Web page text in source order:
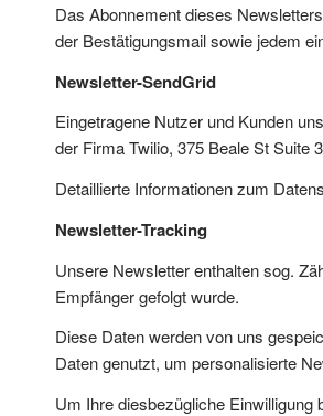
Das Abonnement dieses
der Bestätigungsmail sowie jedem
Newsletter-SendGrid
Eingetragene Nutzer und Kunden
der Firma Twilio, 375 Beale St Suite
Detaillierte Informationen zum
Newsletter-Tracking
Unsere Newsletter enthalten sog.
Empfänger gefolgt wurde.
Diese Daten werden von uns
Daten genutzt, um personalisierte
Um Ihre diesbezügliche Einwilligung